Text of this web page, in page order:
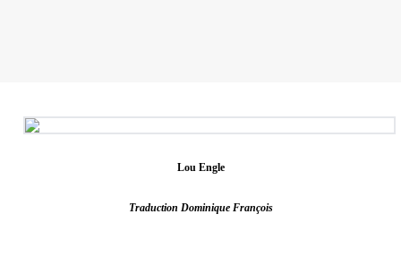
Lou Engle
Traduction Dominique François